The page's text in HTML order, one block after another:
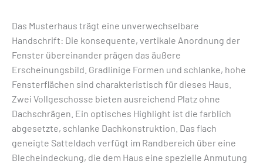
Das Musterhaus trägt eine unverwechselbare
Handschrift: Die konsequente, vertikale Anordnung der
Fenster übereinander prägen das äußere
Erscheinungsbild. Gradlinige Formen und schlanke, hohe
Fensterflächen sind charakteristisch für dieses Haus.
Zwei Vollgeschosse bieten ausreichend Platz ohne
Dachschrägen. Ein optisches Highlight ist die farblich
abgesetzte, schlanke Dachkonstruktion. Das flach
geneigte Satteldach verfügt im Randbereich über eine
Blecheindeckung, die dem Haus eine spezielle Anmutung